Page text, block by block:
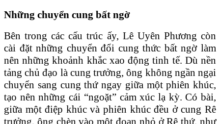
Những chuyển cung bất ngờ
Bên trong các cấu trúc ấy, Lê Uyên Phương còn
cài đặt những chuyển đổi cung thức bất ngờ làm
nên những khoảnh khắc xao động tinh tế. Dù nền
tảng chủ đạo là cung trưởng, ông không ngần ngại
chuyển sang cung thứ ngay giữa một phiên khúc,
tạo nên những cái “ngoặt” cảm xúc lạ kỳ. Có bài,
giữa một điệp khúc và phiên khúc đều ở cung Rê
trưởng, ông chèn vào một đoạn nhỏ ở Rê thứ, như